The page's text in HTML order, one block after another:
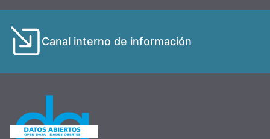
Canal interno de información